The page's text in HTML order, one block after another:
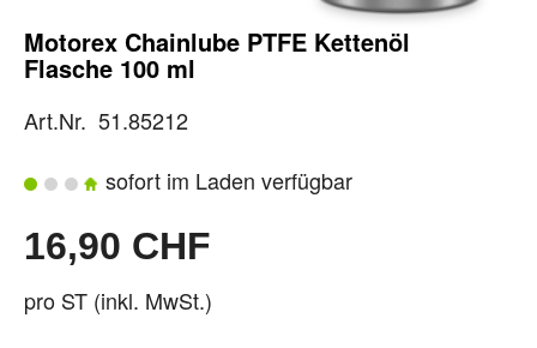
Motorex Chainlube PTFE Kettenöl
Flasche 100 ml
Art.Nr. 51.85212
sofort im Laden verfügbar
16,90 CHF
pro ST (inkl. MwSt.)